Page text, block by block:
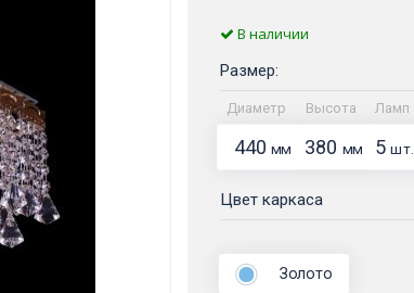
В наличии
Размер:
Диаметр Высота Ламп
440мм 380 мм 5шт.
Цвет каркаса
Золото